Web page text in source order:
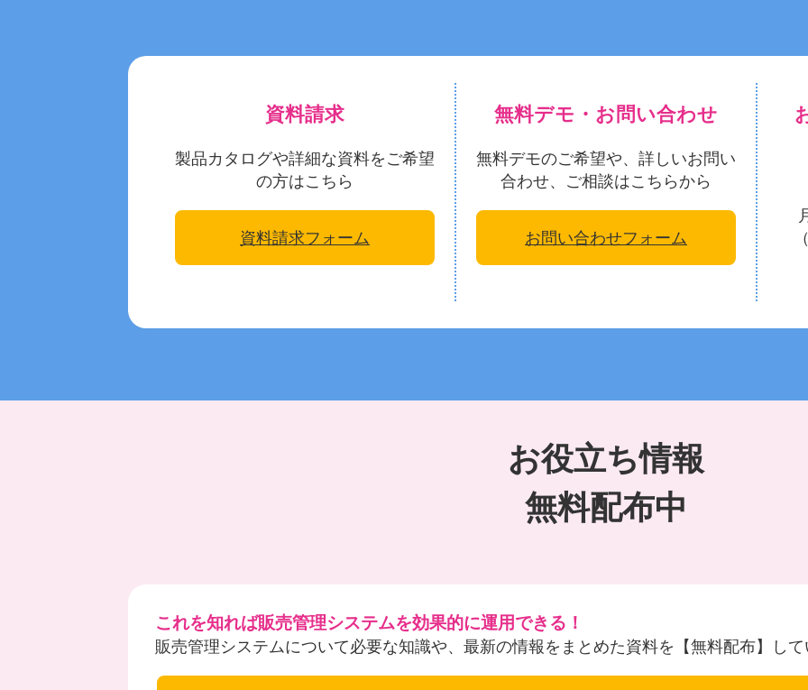
資料請求
製品カタログや詳細な資料をご希望
の方はこちら
資料請求フォーム
無料デモ・お問い合わせ
無料デモのご希望や、詳しいお問い
合わせ、ご相談はこちらから
お問い合わせフォーム
お役立ち情報
無料配布中
これを知れば販売管理システムを効果的に運用できる！
販売管理システムについて必要な知識や、最新の情報をまとめた資料を【無料配布】し